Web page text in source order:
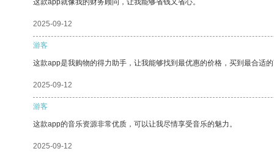
这款app就像我的财务顾问，让我能够省钱又省心。
2025-09-12
游客
这款app是我购物的得力助手，让我能够找到最优惠的价格，买到最合适
2025-09-12
游客
这款app的音乐资源非常优质，可以让我尽情享受音乐的魅力。
2025-09-12